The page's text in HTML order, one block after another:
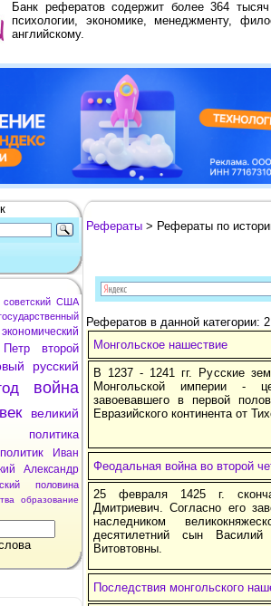
Банк рефератов содержит более 364
психологии, экономике, менеджменту,
английскому.
советский США
экономический
Петр
второй
русский
война
век
великий
политика
политик
Иван
Александр
половина
образование
Рефераты > Рефераты по
Рефератов в данной категории:
Монгольское нашествие
В 1237 - 1241 гг. Русские
Монгольской империи -
завоевавшего в первой
Евразийского континента от
Феодальная война во второй
25 февраля 1425 г.
Дмитриевич. Согласно его
наследником
десятилетний сын
Витовтовны.
Последствия монгольского